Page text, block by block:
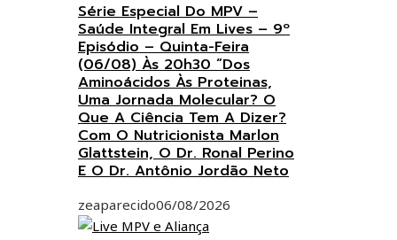
Série Especial Do MPV –
Saúde Integral Em Lives – 9º
Episódio – Quinta-Feira
(06/08) Às 20h30 “Dos
Aminoácidos Às Proteinas,
Uma Jornada Molecular? O
Que A Ciência Tem A Dizer?
Com O Nutricionista Marlon
Glattstein, O Dr. Ronal Perino
E O Dr. Antônio Jordão Neto
zeaparecido06/08/2026